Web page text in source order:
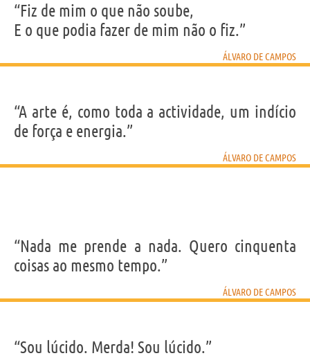
“Fiz de mim o que não soube,
E o que podia fazer de mim não o fiz.”
ÁLVARO DE CAMPOS
“A arte é, como toda a actividade, um indício
de força e energia.”
ÁLVARO DE CAMPOS
“Nada me prende a nada. Quero cinquenta
coisas ao mesmo tempo.”
ÁLVARO DE CAMPOS
“Sou lúcido. Merda! Sou lúcido.”